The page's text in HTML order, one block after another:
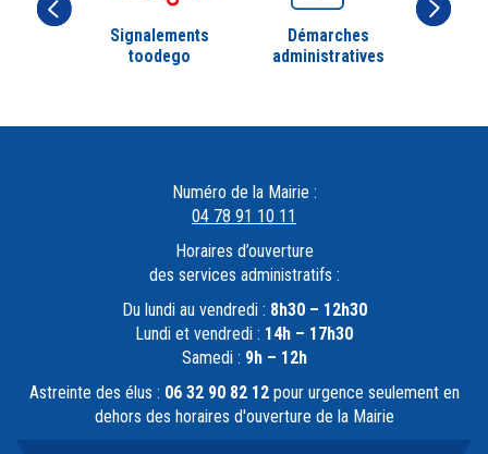
Signalements
toodego
Démarches
administratives
Numéro de la Mairie :
04 78 91 10 11
Horaires d’ouverture
des services administratifs :
Du lundi au vendredi : 8h30 – 12h30
Lundi et vendredi : 14h – 17h30
Samedi : 9h – 12h
Astreinte des élus : 06 32 90 82 12pour urgence seulement en
dehors des horaires d'ouverture de la Mairie